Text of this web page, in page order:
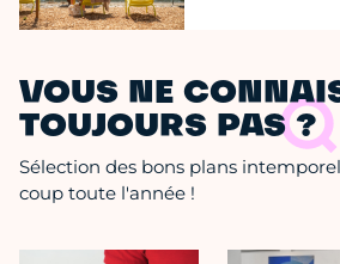
VOUS NE
TOUJOURS PAS ?
Sélection des bons plans
coup toute l'année !